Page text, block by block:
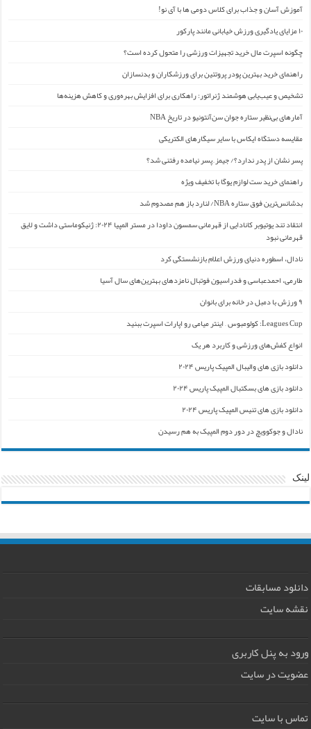
آموزش آسان و جذاب برای کلاس دومی ها با آی نو!
۱۰ مزایای یادگیری ورزش خیابانی مانند پارکور
چگونه اسپرت مال خرید تجهیزات ورزشی را متحول کرده است؟
راهنمای خرید بهترین پودر پروتئین برای ورزشکاران و بدنسازان
تشخیص و عیب‌یابی هوشمند ژنراتور: راهکاری برای افزایش بهره‌وری و کاهش هزینه‌ها
آمارهای بی‌نظیر ستاره جوان سن‌آنتونیو در تاریخ NBA
مقایسه دستگاه ایکاس با سایر سیگارهای الکتریکی
پسر نشان از پدر ندارد؟/ جیمز ِ پسر نیامده رفتنی شد؟
راهنمای خرید ست لوازم یوگا با تخفیف ویژه
بدشانس‌ترین فوق ستاره NBA/ لنارد باز هم مصدوم شد
انتقاد تند یوتیوبر کانادایی از قهرمانی سمسون داودا در مستر المپیا ۲۰۲۴: ژنیکوماستی داشت و لایق
قهرمانی نبود
نادال، اسطوره دنیای ورزش اعلام بازنشستگی کرد
طارمی، احمدعباسی و فدراسیون فوتبال نامزدهای بهترین‌های سال آسیا
۹ ورزش با دمبل در خانه برای بانوان
Leagues Cup: کولومبوس – اینتر میامی رو اپارات اسپرت ببنید
انواع کفش‌های ورزشی و کاربرد هر یک
دانلود بازی های والیبال المپیک پاریس ۲۰۲۴
دانلود بازی های بسکتبال المپیک پاریس ۲۰۲۴
دانلود بازی های تنیس المپیک پاریس ۲۰۲۴
نادال و جوکوویچ در دور دوم المپیک به هم رسیدن
لینک
دانلود مسابقات
نقشه سایت
ورود به پنل کاربری
عضویت در سایت
تماس با سایت